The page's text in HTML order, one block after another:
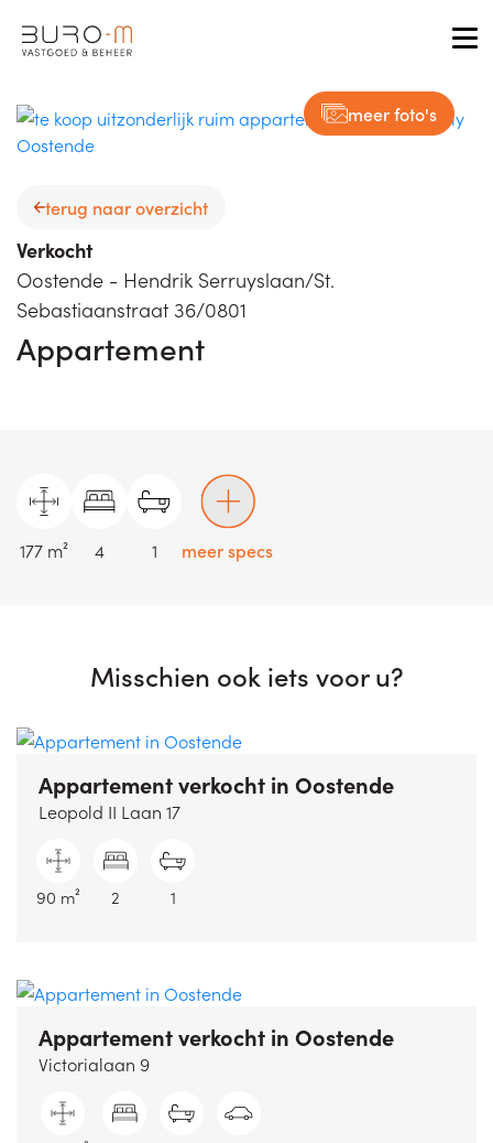
meer foto's
terug naar overzicht
Verkocht
Oostende - Hendrik Serruyslaan/St.
Sebastiaanstraat 36/0801
Appartement
177 m² 4 1 meer specs
Misschien ook iets voor u?
Appartement verkocht in Oostende
Leopold II Laan 17
90 m² 2 1
Appartement verkocht in Oostende
Victorialaan 9